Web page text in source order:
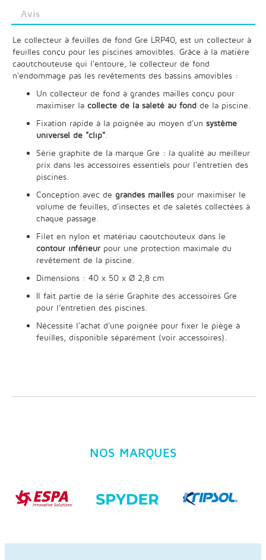
Avis
Le collecteur à feuilles de fond Gre LRP40, est un collecteur à
feuilles conçu pour les piscines amovibles. Grâce à la matière
caoutchouteuse qui l'entoure, le collecteur de fond
n'endommage pas les revêtements des bassins amovibles :
Un collecteur de fond à grandes mailles conçu pour
maximiser la collecte de la saleté au fondde la piscine.
Fixation rapide à la poignée au moyen d'un système
universel de "clip".
Série graphite de la marque Gre : la qualité au meilleur
prix dans les accessoires essentiels pour l'entretien des
piscines.
Conception avec de grandes maillespour maximiser le
volume de feuilles, d'insectes et de saletés collectées à
chaque passage.
Filet en nylon et matériau caoutchouteux dans le
contour inférieur pour une protection maximale du
revêtement de la piscine.
Dimensions : 40 x 50 x Ø 2,8 cm
Il fait partie de la série Graphite des accessoires Gre
pour l'entretien des piscines.
Nécessite l'achat d'une poignée pour fixer le piège à
feuilles, disponible séparément (voir accessoires).
NOS MARQUES